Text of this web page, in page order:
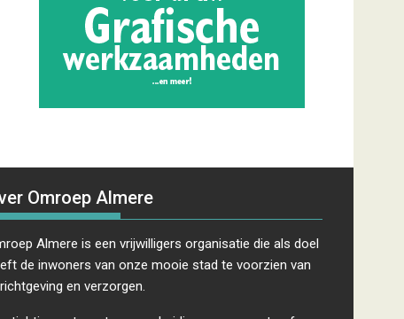
Omroep Almere
Almere is een vrijwilligers organisatie die als doel
de inwoners van onze mooie stad te voorzien van
en verzorgen.